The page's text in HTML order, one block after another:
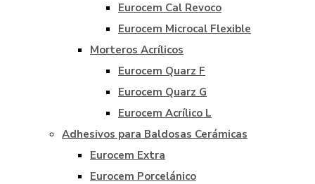
Eurocem Cal Revoco
Eurocem Microcal Flexible
Morteros Acrílicos
Eurocem Quarz F
Eurocem Quarz G
Eurocem Acrílico L
Adhesivos para Baldosas Cerámicas
Eurocem Extra
Eurocem Porcelánico